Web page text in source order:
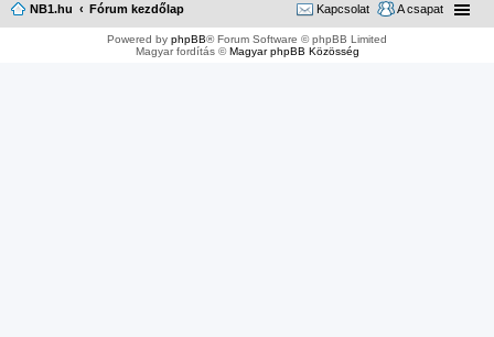
NB1.hu Fórum kezdőlap A csapat
Kapcsolat
Powered by phpBB® Forum Software © phpBB Limited
Magyar fordítás ©Magyar phpBB Közösség